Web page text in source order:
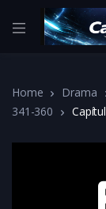
Home Drama
341-360